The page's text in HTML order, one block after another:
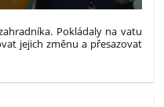
Pokládaly na vatu
jejich změnu a přesazovat